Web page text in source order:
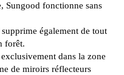
Sungood fonctionne sans
également de tout
forêt.
dans la zone
de miroirs réflecteurs